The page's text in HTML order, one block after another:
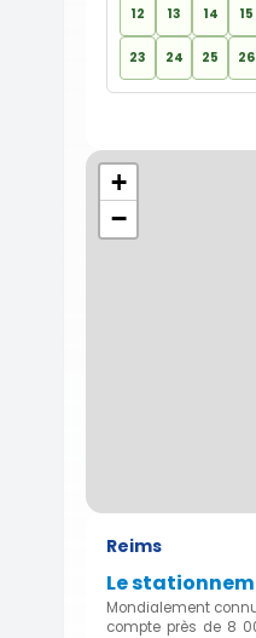
12 13 14 15
23 24 25 26
+
−
Reims
Le
Mondialement
compte près de 8